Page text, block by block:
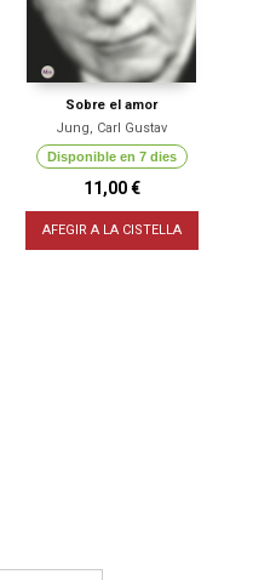
Sobre el amor
Jung, Carl Gustav
Disponible en 7 dies
11,00 €
AFEGIR A LA CISTELLA